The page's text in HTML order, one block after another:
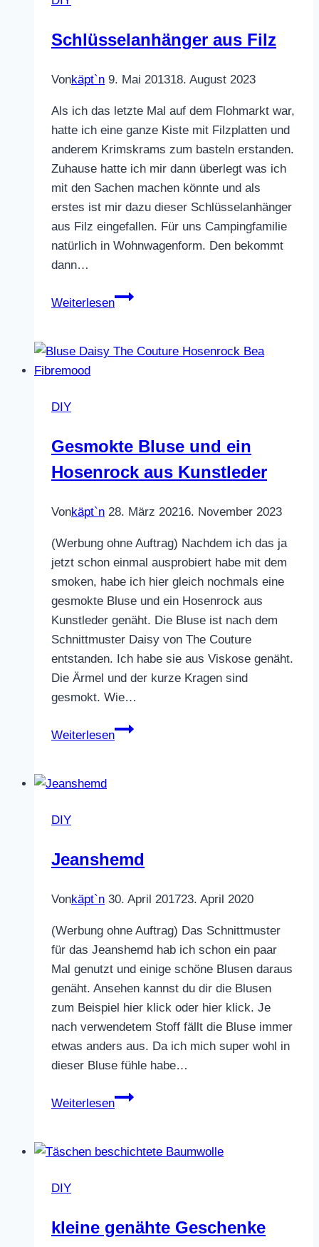
Schlüsselanhänger aus Filz
Vonkäpt`n 9. Mai 201318. August 2023
Als ich das letzte Mal auf dem Flohmarkt war,
hatte ich eine ganze Kiste mit Filzplatten und
anderem Krimskrams zum basteln erstanden.
Zuhause hatte ich mir dann überlegt was ich
mit den Sachen machen könnte und als
erstes ist mir dazu dieser Schlüsselanhänger
aus Filz eingefallen. Für uns Campingfamilie
natürlich in Wohnwagenform. Den bekommt
dann…
Weiterlesen
Schlüsselanhänger
DIY
Gesmokte Bluse und ein
Hosenrock aus Kunstleder
Vonkäpt`n 28. März 20216. November 2023
(Werbung ohne Auftrag) Nachdem ich das ja
jetzt schon einmal ausprobiert habe mit dem
smoken, habe ich hier gleich nochmals eine
gesmokte Bluse und ein Hosenrock aus
Kunstleder genäht. Die Bluse ist nach dem
Schnittmuster Daisy von The Couture
entstanden. Ich habe sie aus Viskose genäht.
Die Ärmel und der kurze Kragen sind
gesmokt. Wie…
Weiterlesen
Gesmokte
DIY
Jeanshemd
Vonkäpt`n 30. April 201723. April 2020
(Werbung ohne Auftrag) Das Schnittmuster
für das Jeanshemd hab ich schon ein paar
Mal genutzt und einige schöne Blusen daraus
genäht. Ansehen kannst du dir die Blusen
zum Beispiel hier klick oder hier klick. Je
nach verwendetem Stoff fällt die Bluse immer
etwas anders aus. Da ich mich super wohl in
dieser Bluse fühle habe…
Weiterlesen
Jeanshemd
DIY
kleine genähte Geschenke